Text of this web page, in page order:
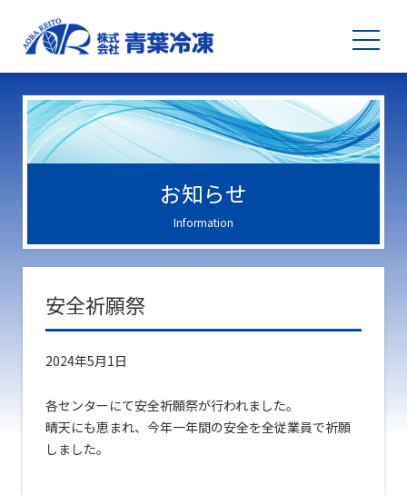
お知らせ
Information
安全祈願祭
2024年5月1日
各センターにて安全祈願祭が行われました。
晴天にも恵まれ、今年一年間の安全を全従業員で祈願
しました。